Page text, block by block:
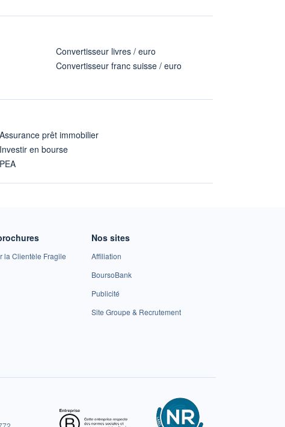
Convertisseur livres / euro
Convertisseur franc suisse / euro
Assurance prêt immobilier
Investir en bourse
PEA
la Clientèle Fragile
Nos sites
Affiliation
BoursoBank
Publicité
Site Groupe & Recrutement